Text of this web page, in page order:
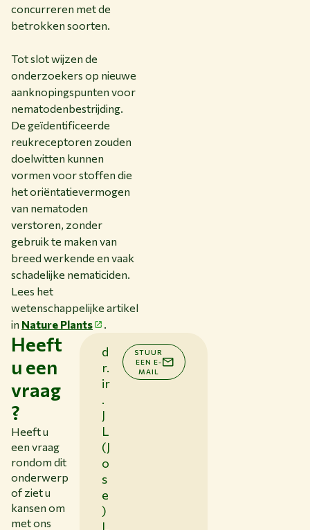
concurreren met de
betrokken soorten.
Tot slot wijzen de
onderzoekers op nieuwe
aanknopingspunten voor
nematodenbestrijding.
De geïdentificeerde
reukreceptoren zouden
doelwitten kunnen
vormen voor stoffen die
het oriëntatievermogen
van nematoden
verstoren, zonder
gebruik te maken van
breed werkende en vaak
schadelijke nematiciden.
Lees het
wetenschappelijke artikel
in Nature Plants .
Heeft
u een
vraag
?
Heeft u
een vraag
rondom dit
onderwerp
of ziet u
kansen om
met ons
d
r.
ir
.
J
L
(J
o
s
e
)
L
STUUR
EEN E-
MAIL